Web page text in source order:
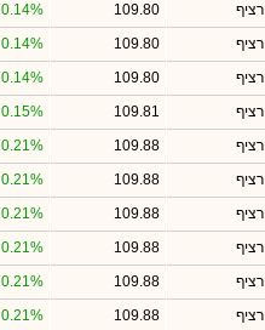
רציף 109.80
0.14%
רציף 109.80
0.14%
רציף 109.80
0.14%
רציף 109.81
0.15%
רציף 109.88
0.21%
רציף 109.88
0.21%
רציף 109.88
0.21%
רציף 109.88
0.21%
רציף 109.88
0.21%
רציף 109.88
0.21%